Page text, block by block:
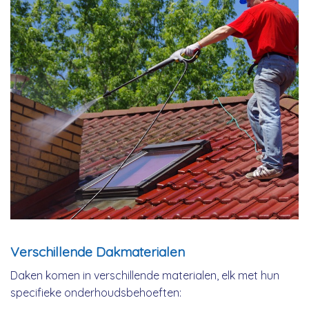
Verschillende Dakmaterialen
Daken komen in verschillende materialen, elk met hun
specifieke onderhoudsbehoeften: